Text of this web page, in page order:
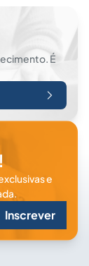
É
e
Inscrever